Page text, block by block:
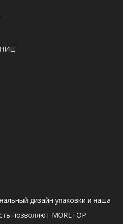
дизайн упаковки и наша
позволяют MORETOP